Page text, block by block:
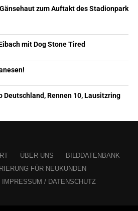
zum Auftakt des Stadionpark
mit Dog Stone Tired
Deutschland, Rennen 10, Lausitzring
ÜBER UNS
BILDDATENBANK
FÜR NEUKUNDEN
IMPRESSUM / DATENSCHUTZ